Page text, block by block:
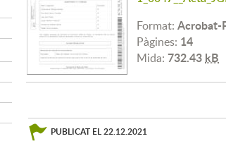
Format: Acrobat-
Pàgines: 14
Mida: 732.43 kB
PUBLICAT EL22.12.2021